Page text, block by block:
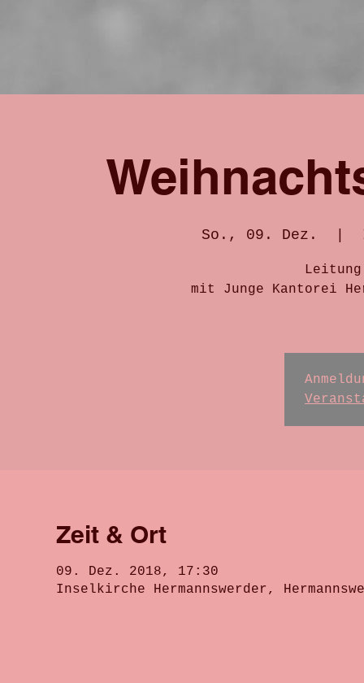
So., 09. Dez.
mit Junge Kantorei
Zeit & Ort
09. Dez. 2018, 17:30
Inselkirche Hermannswerder,